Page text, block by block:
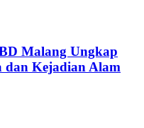
Malang Ungkap
dan Kejadian Alam